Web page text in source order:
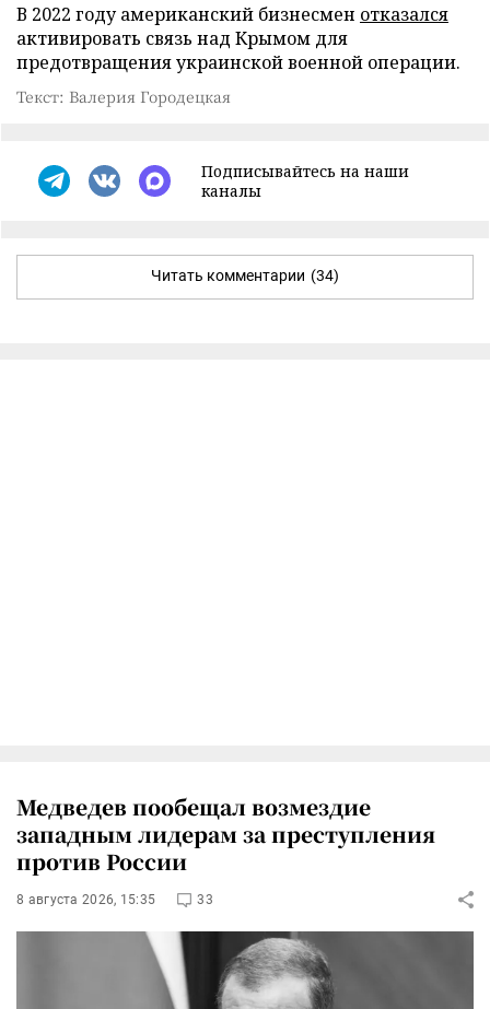
В 2022 году американский бизнесмен отказался
активировать связь над Крымом для
предотвращения украинской военной операции.
Текст: Валерия Городецкая
Подписывайтесь на наши
каналы
Читать комментарии (34)
Медведев пообещал возмездие
западным лидерам за преступления
против России
8 августа 2026, 15:35 33